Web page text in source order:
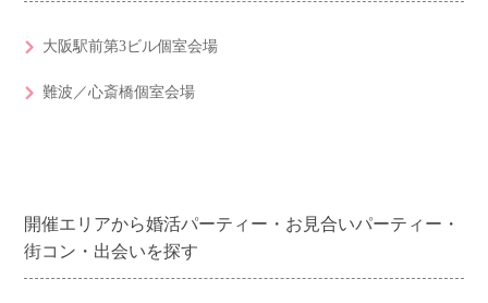
大阪駅前第3ビル個室会場
難波／心斎橋個室会場
開催エリアから婚活パーティー・お見合いパーティー・
街コン・出会いを探す